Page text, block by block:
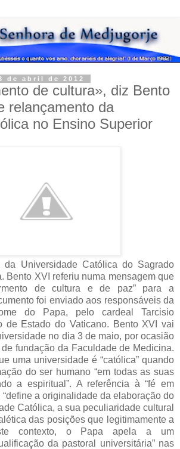
de abril de 2012
de cultura», diz Bento
relançamento da
no Ensino Superior
Universidade Católica do Sagrado
Bento XVI referiu numa mensagem que
de cultura e de paz” para a
foi enviado aos responsáveis da
do Papa, pelo cardeal Tarcisio
de Estado do Vaticano. Bento XVI vai
no dia 3 de maio, por ocasião
fundação da Faculdade de Medicina.
uma universidade é “católica” quando
do ser humano “em todas as suas
a espiritual”. A referência à “fé em
“define a originalidade da elaboração do
Católica, a sua peculiaridade cultural
das posições que legitimamente a
contexto, o Papa apela a um
da pastoral universitária” nas